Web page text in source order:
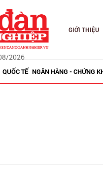
2026
GIỚI THIỆU
QUỐC TẾ NGÂN HÀNG - CHỨNG